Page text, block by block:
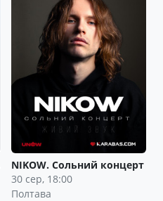
NIKOW. Сольний концерт
30 сер, 18:00
Полтава